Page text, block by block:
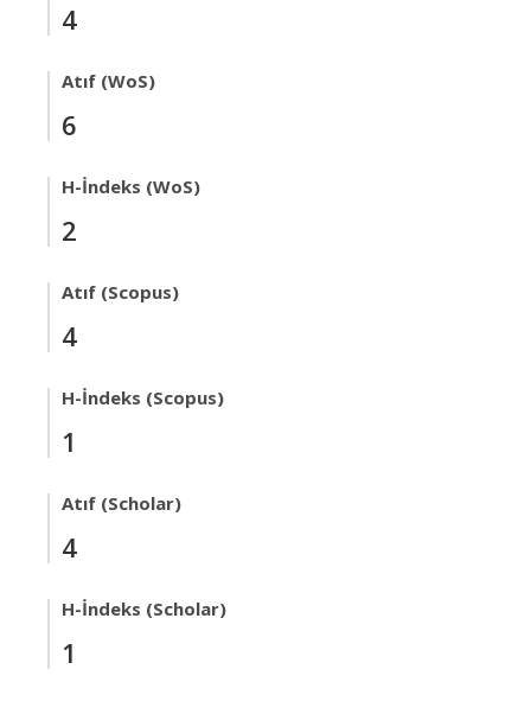
4
Atıf (WoS)
6
H-İndeks (WoS)
2
Atıf (Scopus)
4
H-İndeks (Scopus)
1
Atıf (Scholar)
4
H-İndeks (Scholar)
1